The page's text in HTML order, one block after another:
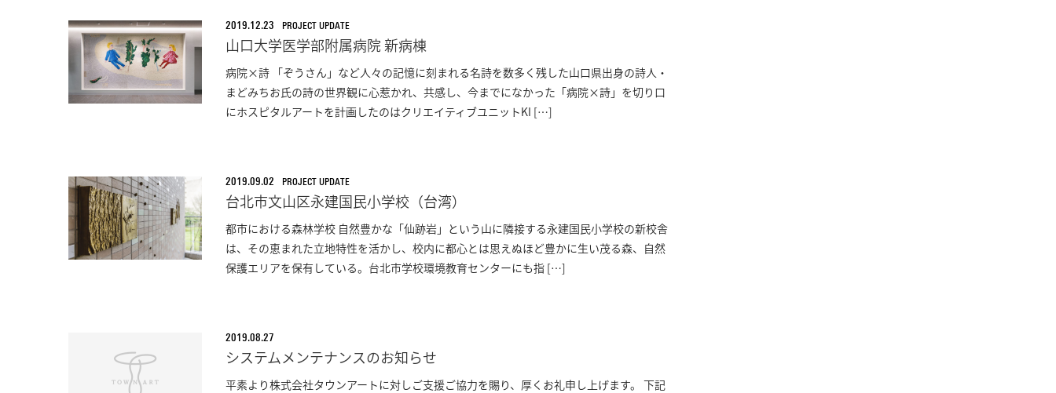
2019.12.23 PROJECT UPDATE
山口大学医学部附属病院 新病棟
病院×詩 「ぞうさん」など人々の記憶に刻まれる名詩を数多く残した山口県出身の詩人・
まどみちお氏の詩の世界観に心惹かれ、共感し、今までになかった「病院×詩」を切り口
にホスピタルアートを計画したのはクリエイティブユニットKI […]
2019.09.02 PROJECT UPDATE
台北市文山区永建国民小学校（台湾）
都市における森林学校 自然豊かな「仙跡岩」という山に隣接する永建国民小学校の新校舎
は、その恵まれた立地特性を活かし、校内に都心とは思えぬほど豊かに生い茂る森、自然
保護エリアを保有している。台北市学校環境教育センターにも指 […]
2019.08.27
システムメンテナンスのお知らせ
平素より株式会社タウンアートに対しご支援ご協力を賜り、厚くお礼申し上げます。 下記